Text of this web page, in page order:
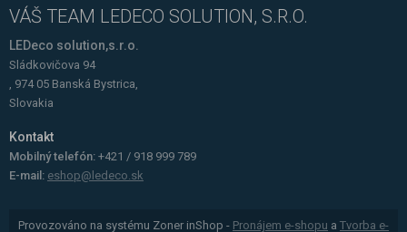
VÁŠ TEAM LEDECO SOLUTION, S.R.O.
LEDeco solution,s.r.o.
Sládkovičova 94
, 974 05 Banská Bystrica,
Slovakia
Kontakt
Mobilný telefón: +421 / 918 999 789
E-mail: eshop@ledeco.sk
Provozováno na systému Zoner inShop - Pronájem e-shopu a Tvorba e-